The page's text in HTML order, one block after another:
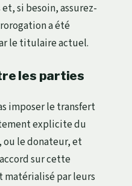
si besoin, assurez-
a été
le titulaire actuel.
les parties
imposer le transfert
explicite du
le donateur, et
sur cette
matérialisé par leurs